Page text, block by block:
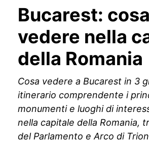
Bucarest: cosa
vedere nella
della Romania
Cosa vedere a Bucarest in 3
itinerario comprendente i
monumenti e luoghi di
nella capitale della Romania,
del Parlamento e Arco di